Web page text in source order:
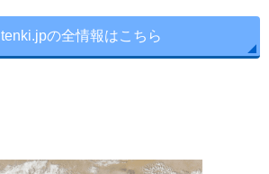
tenki.jpの全情報はこちら